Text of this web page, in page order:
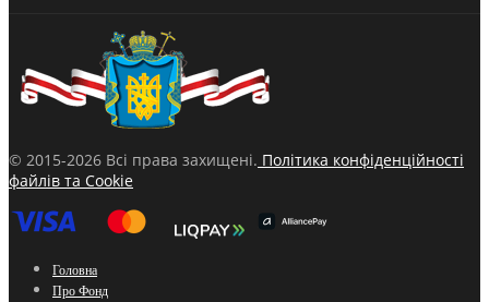
© 2015-2026 Всі права захищені. Політика конфіденційності
файлів та Cookie
Головна
Про Фонд